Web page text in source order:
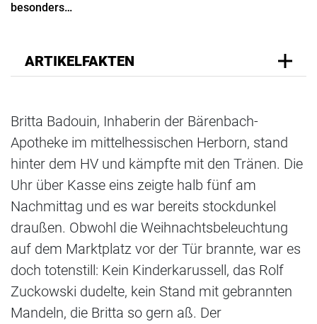
besonders…
ARTIKELFAKTEN
Britta Badouin, Inhaberin der Bärenbach-
Apotheke im mittelhessischen Herborn, stand
hinter dem HV und kämpfte mit den Tränen. Die
Uhr über Kasse eins zeigte halb fünf am
Nachmittag und es war bereits stockdunkel
draußen. Obwohl die Weihnachtsbeleuchtung
auf dem Marktplatz vor der Tür brannte, war es
doch totenstill: Kein Kinderkarussell, das Rolf
Zuckowski dudelte, kein Stand mit gebrannten
Mandeln, die Britta so gern aß. Der